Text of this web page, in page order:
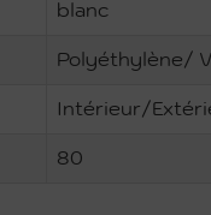
blanc
Polyéthylène/
Intérieur/
80